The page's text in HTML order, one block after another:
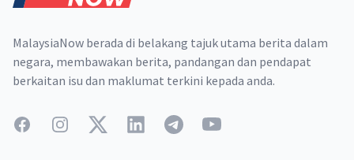
MalaysiaNow berada di belakang tajuk utama berita dalam
negara, membawakan berita, pandangan dan pendapat
berkaitan isu dan maklumat terkini kepada anda.
FacebookInstagramTwitterLinkedInTelegramYouTube